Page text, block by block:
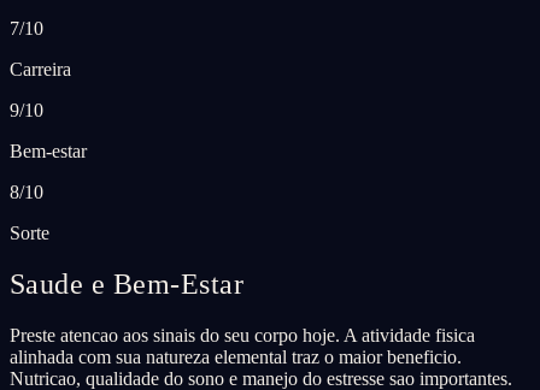
7/10
Carreira
9/10
Bem-estar
8/10
Sorte
Saude e Bem-Estar
Preste atencao aos sinais do seu corpo hoje. A atividade fisica
alinhada com sua natureza elemental traz o maior beneficio.
Nutricao, qualidade do sono e manejo do estresse sao importantes.